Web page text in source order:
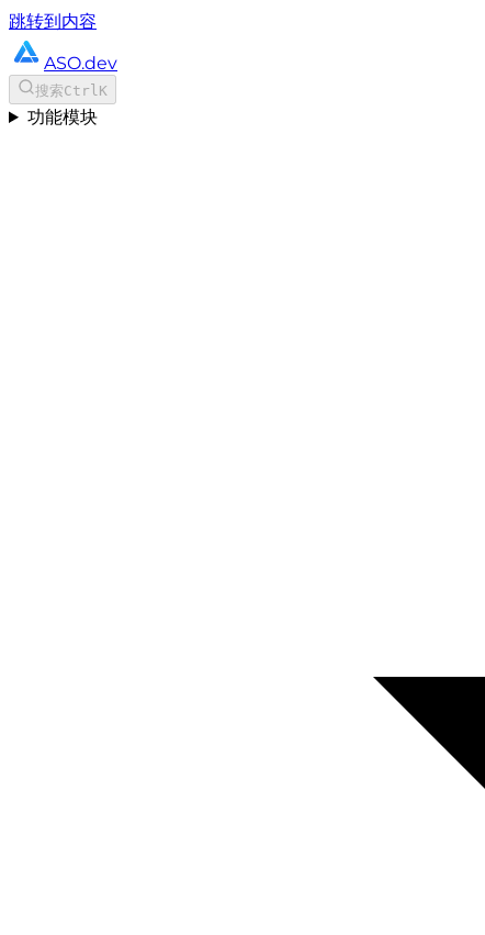
跳转到内容
ASO.dev
搜索CtrlK
功能模块